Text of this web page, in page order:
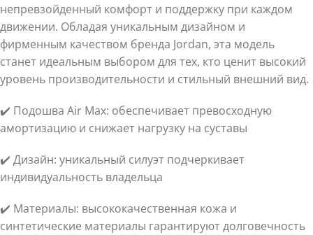
непревзойденный комфорт и поддержку при каждом
движении. Обладая уникальным дизайном и
фирменным качеством бренда Jordan, эта модель
станет идеальным выбором для тех, кто ценит высокий
уровень производительности и стильный внешний вид.
✔️ Подошва Air Max: обеспечивает превосходную
амортизацию и снижает нагрузку на суставы
✔️ Дизайн: уникальный силуэт подчеркивает
индивидуальность владельца
✔️ Материалы: высококачественная кожа и
синтетические материалы гарантируют долговечность